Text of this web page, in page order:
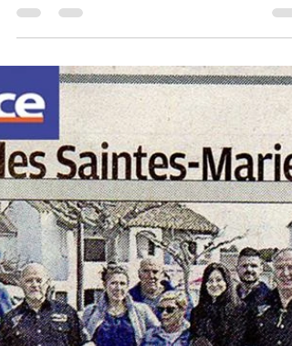
Alain Hocquel le chargé de la